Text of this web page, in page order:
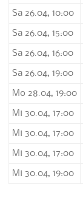
Sa 26.04, 10:00
Sa 26.04, 15:00
Sa 26.04, 16:00
Sa 26.04, 19:00
Mo 28.04, 19:00
Mi 30.04, 17:00
Mi 30.04, 17:00
Mi 30.04, 17:00
Mi 30.04, 19:00